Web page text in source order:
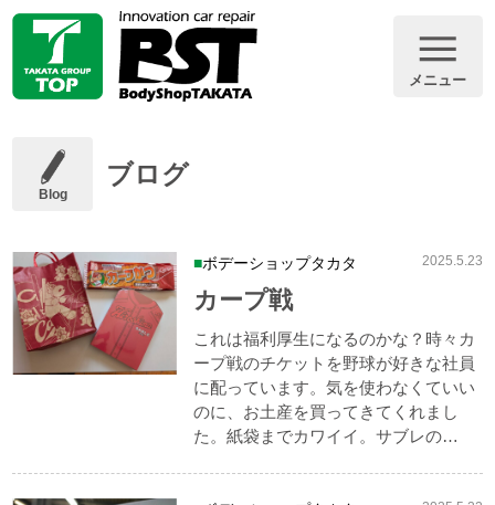
メニュー
Blog
ブログ
ボデーショップタカタ 2025.5.23
カープ戦
これは福利厚生になるのかな？時々カ
ープ戦のチケットを野球が好きな社員
に配っています。気を使わなくていい
のに、お土産を買ってきてくれまし
た。紙袋までカワイイ。サブレの…